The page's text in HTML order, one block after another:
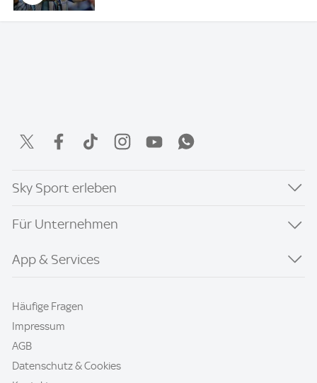
Sky Sport erleben
Für Unternehmen
App & Services
Häufige Fragen
Impressum
AGB
Datenschutz & Cookies